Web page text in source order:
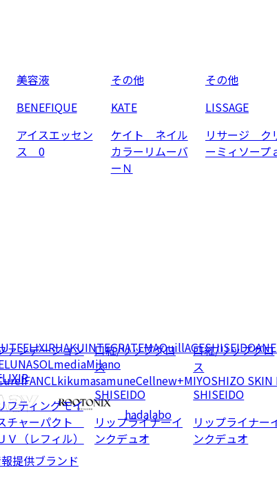
ァンデーション
フティングモイ
チャーパクト
Ｖ（レフィル）
口紅/リップグロ
ス
SHISEIDO
リップライナーイ
ンクデュオ
口紅/リップグロ
ス
SHISEIDO
リップライナー
ンクデュオ
美容液
BENEFIQUE
アイスエッセン
ス 0
その他
KATE
ケイト ネイル
カラーリムーバ
ーＮ
その他
LISSAGE
リサージ ク
ーミィソープ
ELIXIRHAKUINTEGRATEMAQuillAGESHISEIDO
LUNASOLmediaMilano
FANCLkikumasamuneCellnew+MIYOSHIZO SKIN
hadalabo
提供ブランド